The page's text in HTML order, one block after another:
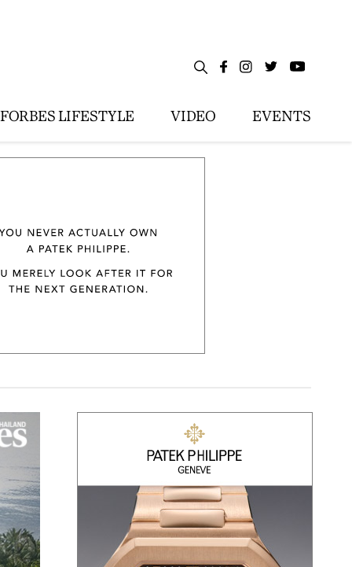
FORBES LIFESTYLE VIDEO EVENTS